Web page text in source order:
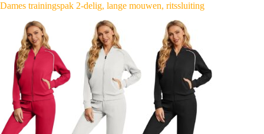
Dames trainingspak 2-delig, lange mouwen, ritssluiting